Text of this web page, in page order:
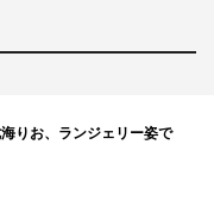
りお、ランジェリー姿で